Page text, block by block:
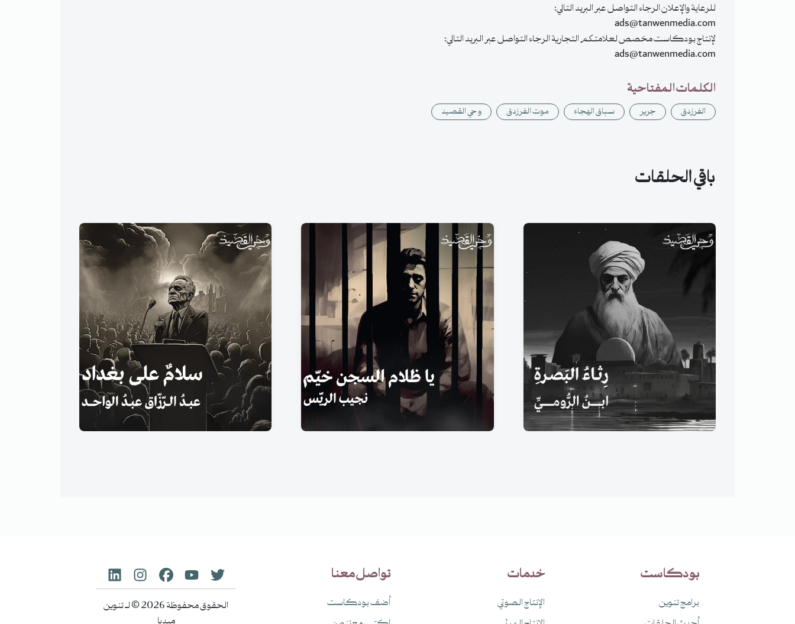
للرعاية والإعلان الرجاء التواصل عبر البريد التالي:
ads@tanwenmedia.com
لإنتاج بودكاست مخصص لعلامتكم التجارية الرجاء التواصل عبر البريد التالي:
ads@tanwenmedia.com
الكلمات المفتاحية
الفرزدق جرير سباق الهجاء موت الفرزدق وحي القصيد
باقي الحلقات
ابن الرومي - رثاء البصرة نجيب الرّيس - يا ظلام السجن
خيم
عبد الرزاق عبد الواحد - سلامٌ على
بغداد
بودكاست
برامج تنوين
خدمات
الإنتاج الصوتي
تواصل معنا
أضف بودكاست
الحقوق محفوظة 2026 © لـ تنوين